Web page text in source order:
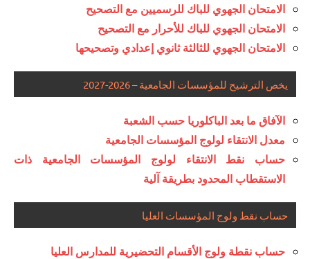
الامتحان الجهوي للباك للرسميين مع التصحيح
الامتحان الجهوي للباك للأحرار مع التصحيح
الامتحان الجهوي للثالثة ثانوي إعدادي وتصحيحها
يخص الترشيح للمؤسسات الجامعية – 2026-2027
الآفاق ما بعد الباكلوريا حسب الشعبة
معدل الانتقاء لولوج المؤسسات الجامعية
حساب نقط الانتقاء لولوج المؤسسات الجامعية ذات
الاستقطاب المحدود بطريقة آلية
حساب نقط ولوج المؤسسات العليا
حساب نقطة ولوج الأقسام التحضيرية للمدارس العليا